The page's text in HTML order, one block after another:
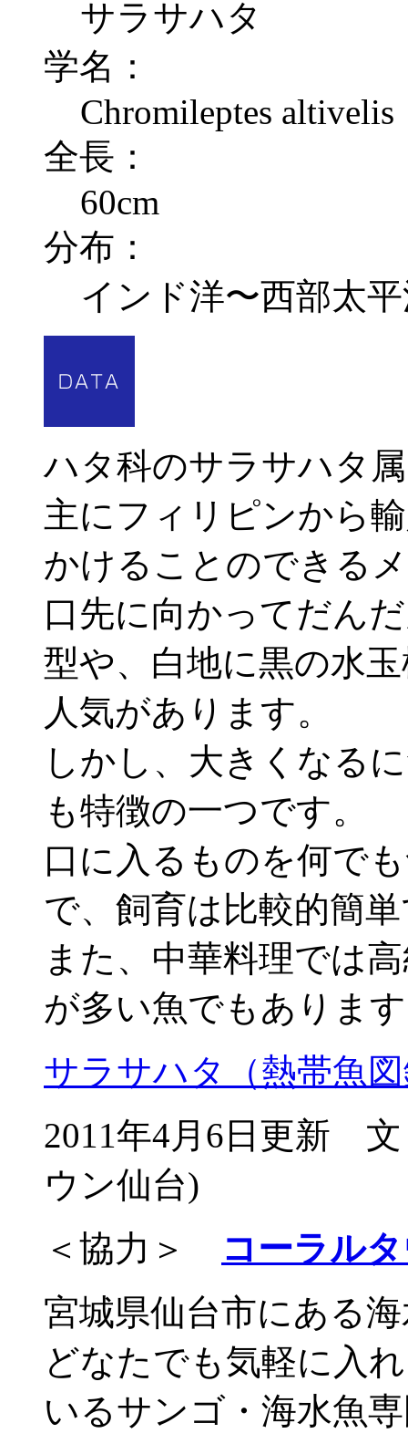
サラサハタ
学名：
Chromileptes altivelis
全長：
60cm
分布：
インド洋〜西部太
ハタ科のサラサハタ
主にフィリピンから
かけることのできる
口先に向かってだん
型や、白地に黒の水
人気があります。
しかし、大きくなる
も特徴の一つです。
口に入るものを何で
で、飼育は比較的簡
また、中華料理では
が多い魚でもありま
サラサハタ（熱帯魚
2011年4月6日更新
ウン仙台)
＜協力＞
コーラル
宮城県仙台市にある
どなたでも気軽に入
いるサンゴ・海水魚